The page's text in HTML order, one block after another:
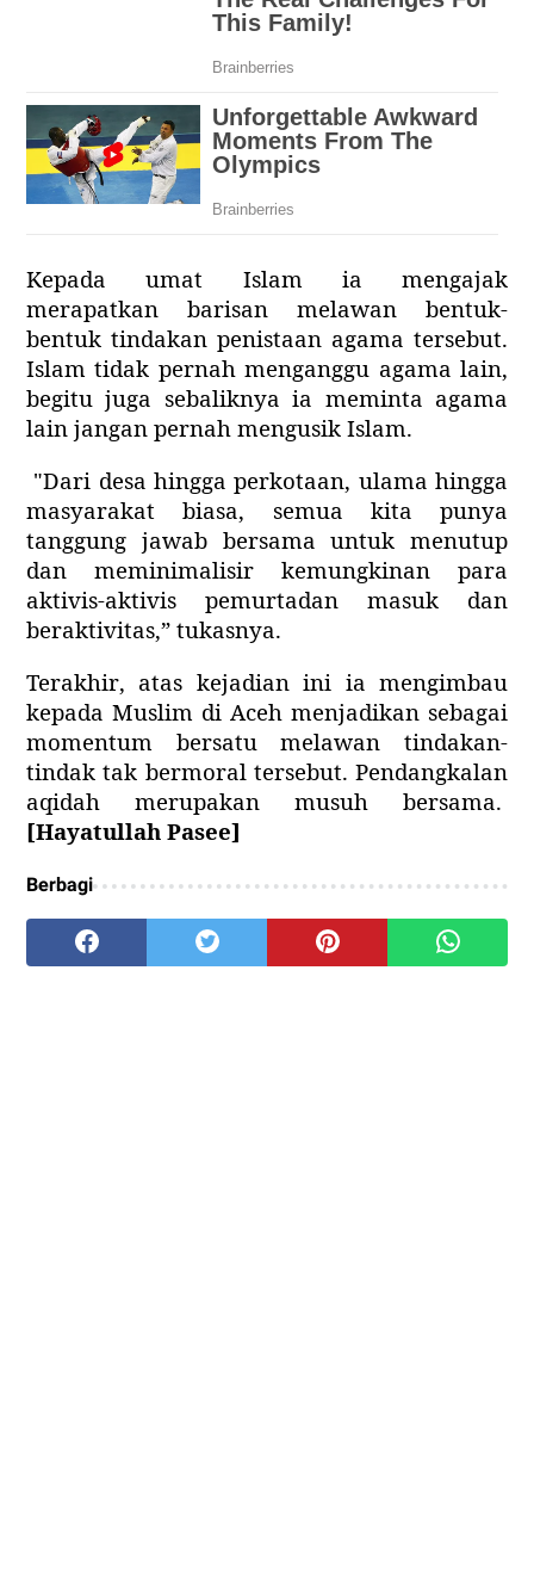
Kepada umat Islam ia mengajak
merapatkan barisan melawan bentuk-
bentuk tindakan penistaan agama tersebut.
Islam tidak pernah menganggu agama lain,
begitu juga sebaliknya ia meminta agama
lain jangan pernah mengusik Islam.
"Dari desa hingga perkotaan, ulama hingga
masyarakat biasa, semua kita punya
tanggung jawab bersama untuk menutup
dan meminimalisir kemungkinan para
aktivis-aktivis pemurtadan masuk dan
beraktivitas,” tukasnya.
Terakhir, atas kejadian ini ia mengimbau
kepada Muslim di Aceh menjadikan sebagai
momentum bersatu melawan tindakan-
tindak tak bermoral tersebut. Pendangkalan
aqidah merupakan musuh bersama.
[Hayatullah Pasee]
Berbagi